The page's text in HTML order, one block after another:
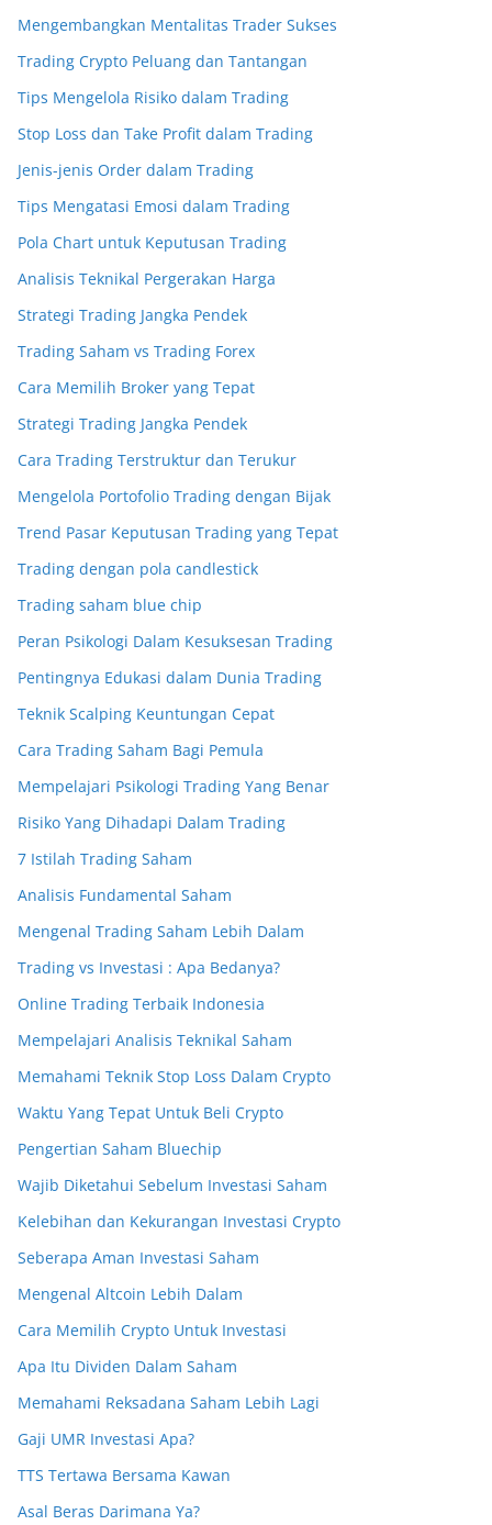
Mengembangkan Mentalitas Trader Sukses
Trading Crypto Peluang dan Tantangan
Tips Mengelola Risiko dalam Trading
Stop Loss dan Take Profit dalam Trading
Jenis-jenis Order dalam Trading
Tips Mengatasi Emosi dalam Trading
Pola Chart untuk Keputusan Trading
Analisis Teknikal Pergerakan Harga
Strategi Trading Jangka Pendek
Trading Saham vs Trading Forex
Cara Memilih Broker yang Tepat
Strategi Trading Jangka Pendek
Cara Trading Terstruktur dan Terukur
Mengelola Portofolio Trading dengan Bijak
Trend Pasar Keputusan Trading yang Tepat
Trading dengan pola candlestick
Trading saham blue chip
Peran Psikologi Dalam Kesuksesan Trading
Pentingnya Edukasi dalam Dunia Trading
Teknik Scalping Keuntungan Cepat
Cara Trading Saham Bagi Pemula
Mempelajari Psikologi Trading Yang Benar
Risiko Yang Dihadapi Dalam Trading
7 Istilah Trading Saham
Analisis Fundamental Saham
Mengenal Trading Saham Lebih Dalam
Trading vs Investasi : Apa Bedanya?
Online Trading Terbaik Indonesia
Mempelajari Analisis Teknikal Saham
Memahami Teknik Stop Loss Dalam Crypto
Waktu Yang Tepat Untuk Beli Crypto
Pengertian Saham Bluechip
Wajib Diketahui Sebelum Investasi Saham
Kelebihan dan Kekurangan Investasi Crypto
Seberapa Aman Investasi Saham
Mengenal Altcoin Lebih Dalam
Cara Memilih Crypto Untuk Investasi
Apa Itu Dividen Dalam Saham
Memahami Reksadana Saham Lebih Lagi
Gaji UMR Investasi Apa?
TTS Tertawa Bersama Kawan
Asal Beras Darimana Ya?